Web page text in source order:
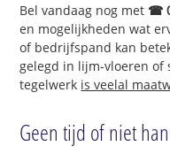
Bel vandaag nog met ☎
en mogelijkheden wat
of bedrijfspand kan
gelegd in lijm-vloeren of
tegelwerk is veelal
Geen tijd of niet